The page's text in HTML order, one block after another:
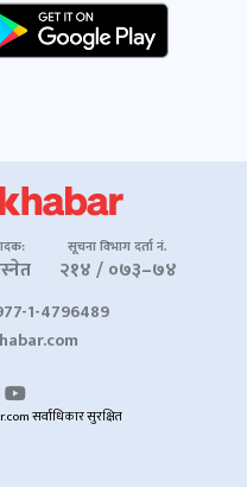
सूचना विभाग दर्ता नं.
२१४ / ०७३–७४
1-4796489
सर्वाधिकार सुरक्षित